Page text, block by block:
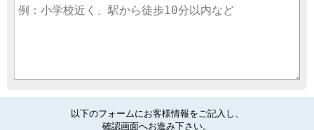
以下のフォームにお客様情報をご記入し、
確認画面へお進み下さい。